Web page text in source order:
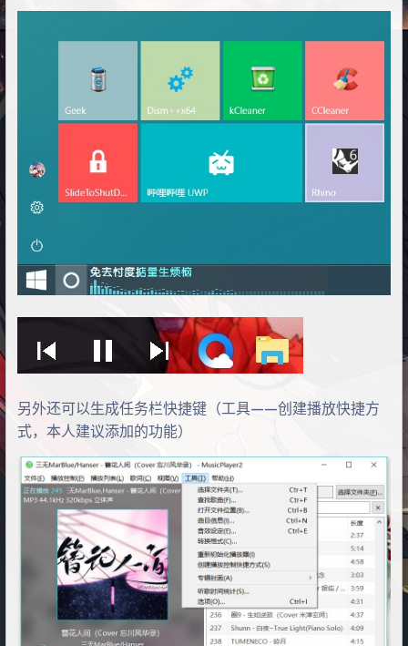
另外还可以生成任务栏快捷键（工具——创建播放快捷方
式，本人建议添加的功能）